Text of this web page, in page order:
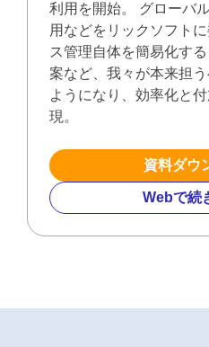
利用を開始。 グローバ
用などをリックソフト
ス管理自体を簡易化す
案など、我々が本来担
ようになり、効率化と
現。
資料ダウ
Webで続